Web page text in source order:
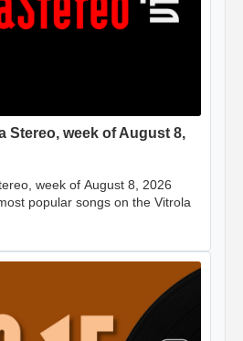
Stereo, week of August 8,
week of August 8, 2026
popular songs on the Vitrola